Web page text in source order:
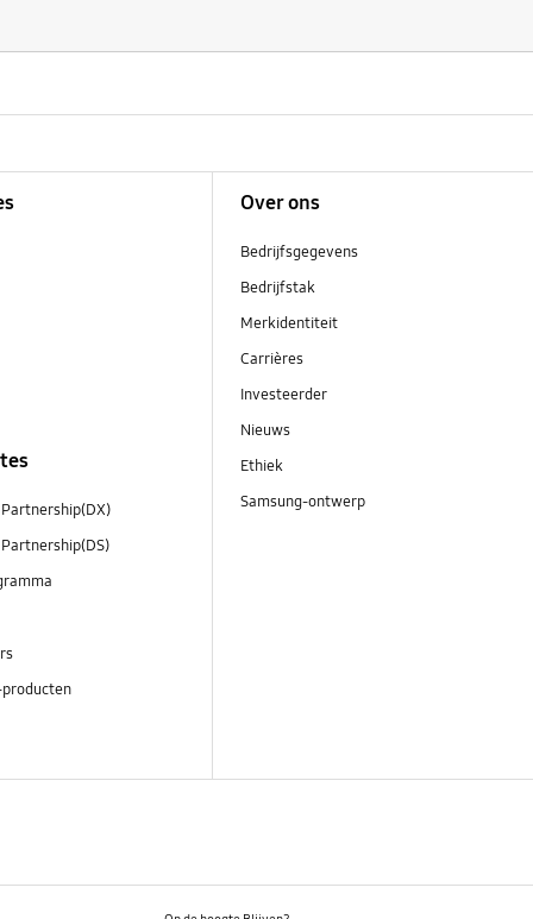
Over ons
Bedrijfsgegevens
Bedrijfstak
Merkidentiteit
Carrières
Investeerder
Nieuws
Ethiek
Samsung-ontwerp